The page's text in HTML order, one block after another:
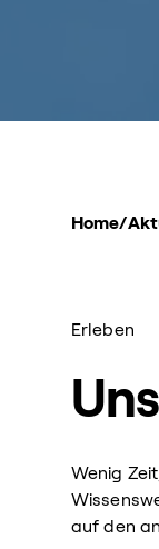
Home/
Erleben
Wenig
auf den